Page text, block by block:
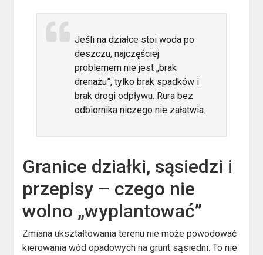
Jeśli na działce stoi woda po
deszczu, najczęściej
problemem nie jest „brak
drenażu”, tylko brak spadków i
brak drogi odpływu. Rura bez
odbiornika niczego nie załatwia.
Granice działki, sąsiedzi i
przepisy – czego nie
wolno „wyplantować”
Zmiana ukształtowania terenu nie może powodować
kierowania wód opadowych na grunt sąsiedni. To nie